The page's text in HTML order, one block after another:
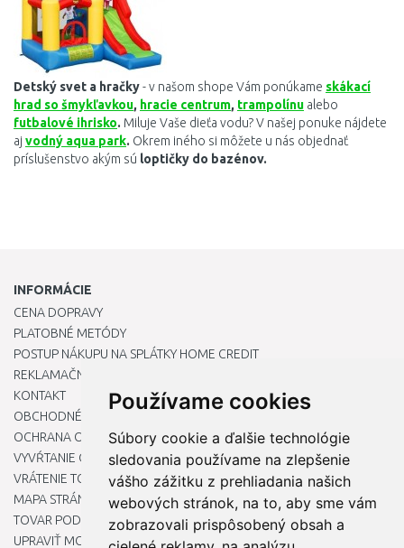
Používame cookies
Súbory cookie a ďalšie technológie
sledovania používame na zlepšenie
vášho zážitku z prehliadania našich
webových stránok, na to, aby sme vám
zobrazovali prispôsobený obsah a
Detský svet a hračky- v našom shope Vám ponúkame skákací
hrad so šmykľavkou, hracie centrum, trampolínu alebo
futbalové ihrisko. Miluje Vaše dieťa vodu? V našej ponuke nájdete
aj vodný aqua park. Okrem iného si môžete u nás objednať
príslušenstvo akým sú loptičky do bazénov.
INFORMÁCIE
CENA DOPRAVY
PLATOBNÉ METÓDY
POSTUP NÁKUPU NA SPLÁTKY HOME CREDIT
REKLAMAČNÝ PORIADOK
KONTAKT
OBCHODNÉ PODMIENKY
OCHRANA OSOBNÝCH ÚDAJOV
VYVŔTANIE OTVORU DO DREZU PRE KUCHYNSKÚ BATÉRIU
VRÁTENIE TOVARU / REKLAMÁCIE
MAPA STRÁNOK
TOVAR PODĽA ZNAČIEK
UPRAVIŤ MOJE PREDVOĽBY COOKIES